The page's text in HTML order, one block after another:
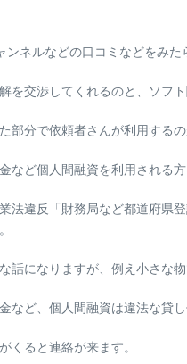
ンネルなどの口コミなどをみ
を交渉してくれるのと、ソフ
部分で依頼者さんが利用する
など個人間融資を利用される
法違反「財務局など都道府県
話になりますが、例え小さな
など、個人間融資は違法な貸
くると連絡が来ます。